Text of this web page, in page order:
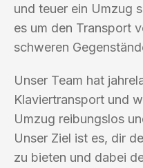
und teuer ein Umzug
es um den Transport
schweren
Unser Team hat
Klaviertransport und
Umzug reibungslos
Unser Ziel ist es, dir
zu bieten und dabei